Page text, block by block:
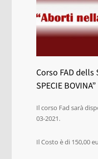
Corso FAD dells
SPECIE BOVINA”
Il corso Fad sarà
03-2021.
Il Costo è di 150,00